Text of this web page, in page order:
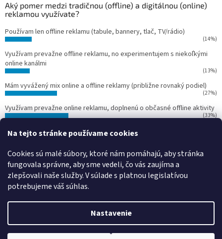
Na tejto stránke používame cookies
Cookies sú malé súbory, ktoré nám pomáhajú, aby stránka
fungovala správne, aby sme vedeli, čo vás zaujíma a
zlepšovali naše služby.V súlade s platnou legislatívou
potrebujeme váš súhlas.
Nastavenie
Aký pomer medzi tradičnou (offline) a digitálnou (online)
reklamou využívate?
Používam len offline reklamu (tabule, bannery, tlač, TV/rádio)
(14%)
Využívam prevažne offline reklamu, no experimentujem s niekoľkými
online kanálmi
(13%)
Mám vyvážený mix online a offline reklamy (približne rovnaký podiel)
(27%)
Využívam prevažne online reklamu, doplnenú o občasné offline aktivity
(33%)
Používam len online reklamu (Google Ads, Facebook Ads, Instagram
Počet hlasov:15
Copyright 2026Svet reklamy. Všetky práva vyhradené.Upraviť